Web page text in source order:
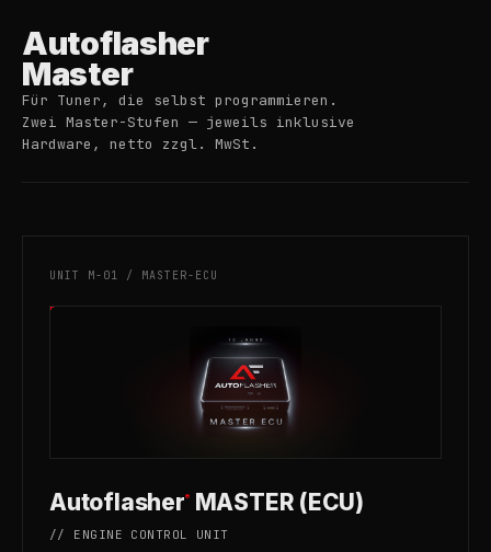
Autoflasher
Master
Für Tuner, die selbst programmieren.
Zwei Master-Stufen — jeweils inklusive
Hardware, netto zzgl. MwSt.
UNIT M-01 / MASTER-ECU
Autoflasher®MASTER (ECU)
// ENGINE CONTROL UNIT